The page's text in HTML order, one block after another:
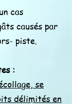
cas
causés par
piste.
:
se
délimités en